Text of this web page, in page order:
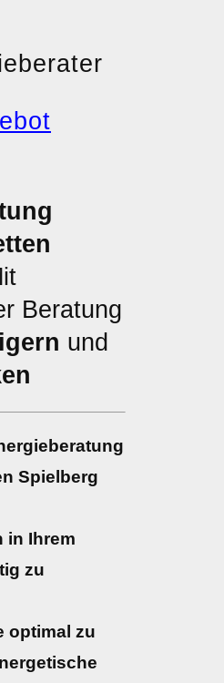
Beratung
und
Spielberg
in Ihrem
zu
optimal zu